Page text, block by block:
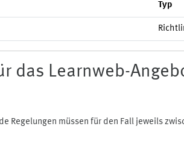
Typ
das Learnweb-
müssen für den Fall jeweils